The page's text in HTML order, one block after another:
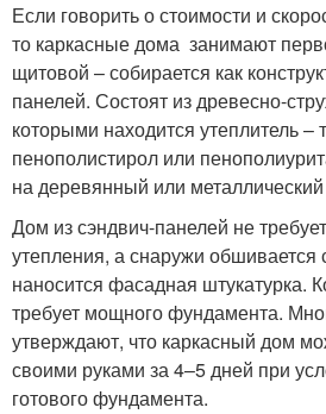
Если говорить о стоимости и
то каркасные дома занимают
щитовой – собирается как
панелей. Состоят из древесно-
которыми находится утеплитель –
пенополистирол или
на деревянный или металлический
Дом из сэндвич-панелей не
утепления, а снаружи обшивается
наносится фасадная штукатурка.
требует мощного фундамента.
утверждают, что каркасный дом
своими руками за 4–5 дней при
готового фундамента.